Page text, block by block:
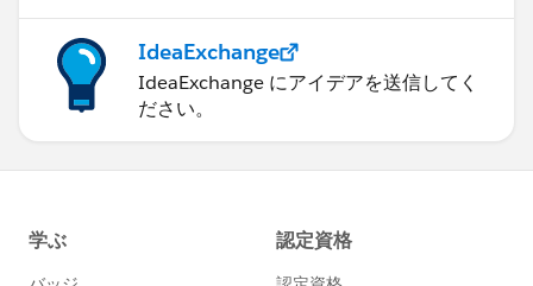
IdeaExchange
IdeaExchange にアイデアを送信してく
ださい。